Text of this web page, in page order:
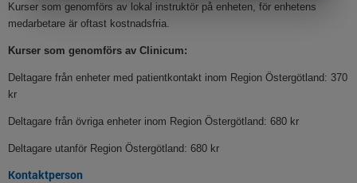
Kurser som genomförs av lokal instruktör på enheten, för enhetens
medarbetare är oftast kostnadsfria.
Kurser som genomförs av Clinicum:
Deltagare från enheter med patientkontakt inom Region Östergötland: 370
kr
Deltagare från övriga enheter inom Region Östergötland: 680 kr
Deltagare utanför Region Östergötland: 680 kr
Kontaktperson